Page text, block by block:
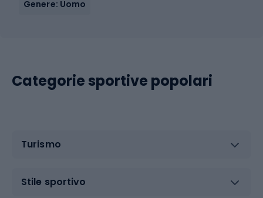
Genere: Uomo
Categorie sportive popolari
Turismo
Stile sportivo